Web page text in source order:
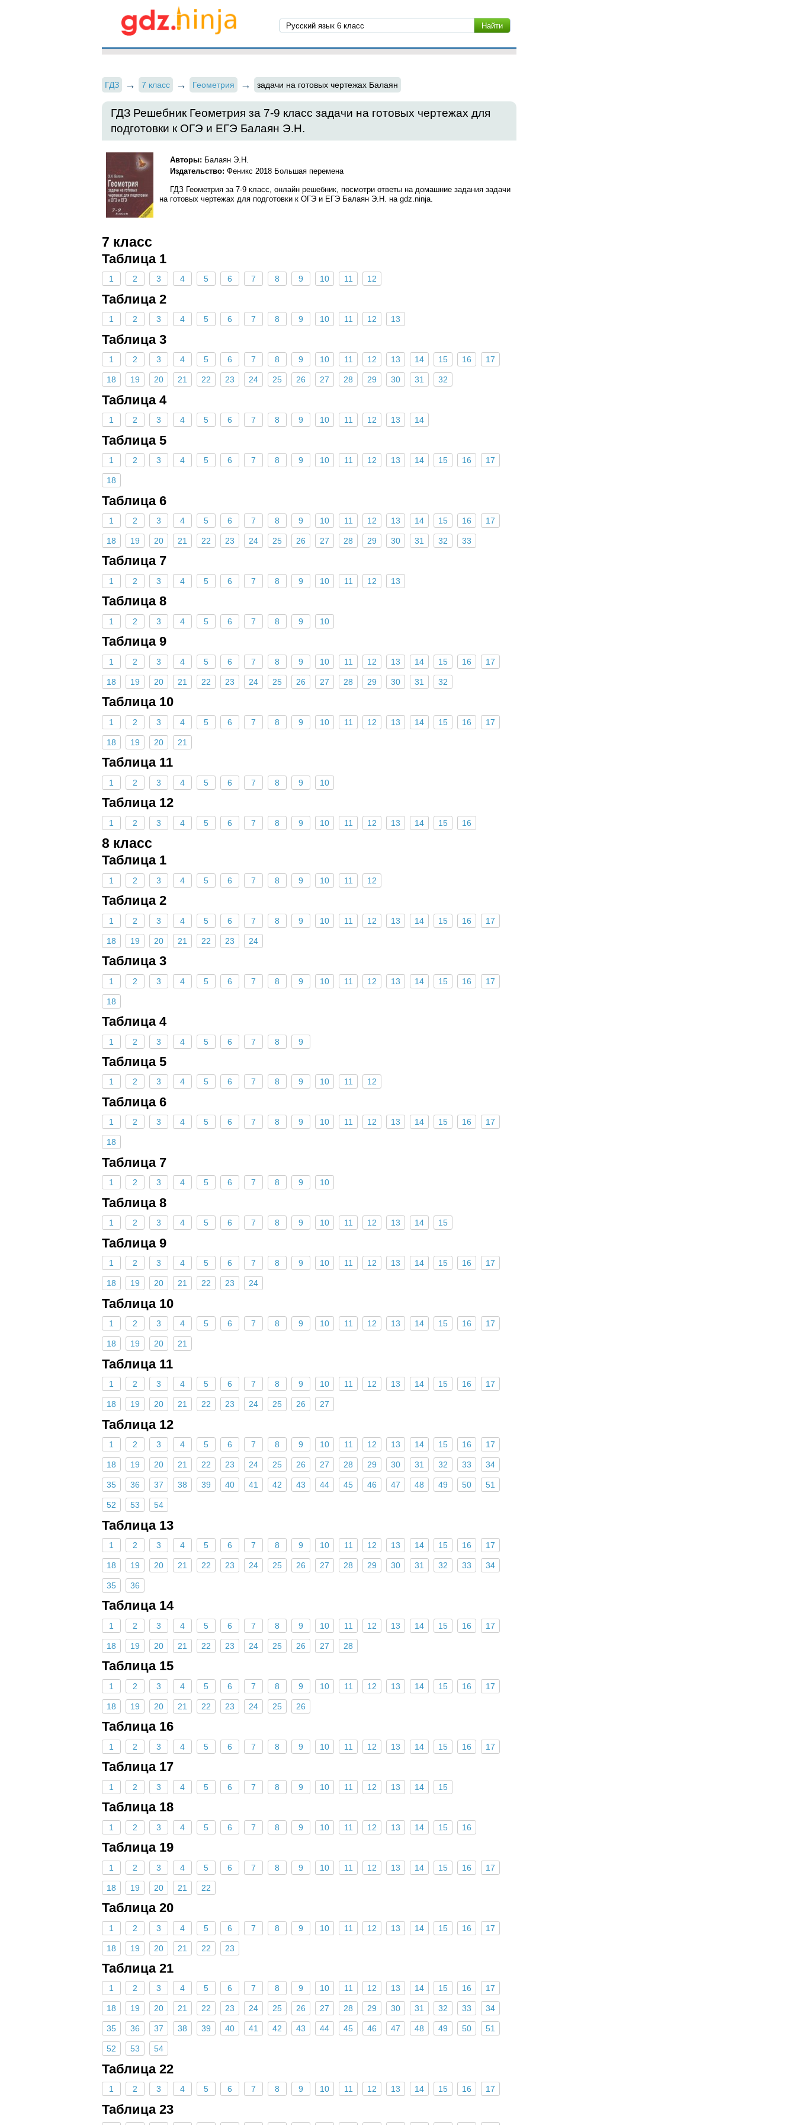
ГДЗ 7 класс Геометрия задачи на готовых чертежах Балаян
ГДЗ Решебник Геометрия за 7‐9 класс задачи на готовых чертежах для
подготовки к ОГЭ и ЕГЭ Балаян Э.Н.
Авторы: Балаян Э.Н.
Издательство:Феникс 2018 Большая перемена
ГДЗ Геометрия за 7‐9 класс, онлайн решебник, посмотри ответы на домашние задания задачи
на готовых чертежах для подготовки к ОГЭ и ЕГЭ Балаян Э.Н. на gdz.ninja.
7 класс
Таблица 1
1 2 3 4 5 6 7 8 9 10 11 12
Таблица 2
1 2 3 4 5 6 7 8 9 10 11 12 13
Таблица 3
1 2 3 4 5 6 7 8 9 10 11 12 13 14 15 16 17
18 19 20 21 22 23 24 25 26 27 28 29 30 31 32
Таблица 4
1 2 3 4 5 6 7 8 9 10 11 12 13 14
Таблица 5
1 2 3 4 5 6 7 8 9 10 11 12 13 14 15 16 17
18
Таблица 6
1 2 3 4 5 6 7 8 9 10 11 12 13 14 15 16 17
18 19 20 21 22 23 24 25 26 27 28 29 30 31 32 33
Таблица 7
1 2 3 4 5 6 7 8 9 10 11 12 13
Таблица 8
1 2 3 4 5 6 7 8 9 10
Таблица 9
1 2 3 4 5 6 7 8 9 10 11 12 13 14 15 16 17
18 19 20 21 22 23 24 25 26 27 28 29 30 31 32
Таблица 10
1 2 3 4 5 6 7 8 9 10 11 12 13 14 15 16 17
18 19 20 21
Таблица 11
1 2 3 4 5 6 7 8 9 10
Таблица 12
1 2 3 4 5 6 7 8 9 10 11 12 13 14 15 16
8 класс
Таблица 1
1 2 3 4 5 6 7 8 9 10 11 12
Таблица 2
1 2 3 4 5 6 7 8 9 10 11 12 13 14 15 16 17
18 19 20 21 22 23 24
Таблица 3
1 2 3 4 5 6 7 8 9 10 11 12 13 14 15 16 17
18
Таблица 4
1 2 3 4 5 6 7 8 9
Таблица 5
1 2 3 4 5 6 7 8 9 10 11 12
Таблица 6
1 2 3 4 5 6 7 8 9 10 11 12 13 14 15 16 17
18
Таблица 7
1 2 3 4 5 6 7 8 9 10
Таблица 8
1 2 3 4 5 6 7 8 9 10 11 12 13 14 15
Таблица 9
1 2 3 4 5 6 7 8 9 10 11 12 13 14 15 16 17
18 19 20 21 22 23 24
Таблица 10
1 2 3 4 5 6 7 8 9 10 11 12 13 14 15 16 17
18 19 20 21
Таблица 11
1 2 3 4 5 6 7 8 9 10 11 12 13 14 15 16 17
18 19 20 21 22 23 24 25 26 27
Таблица 12
1 2 3 4 5 6 7 8 9 10 11 12 13 14 15 16 17
18 19 20 21 22 23 24 25 26 27 28 29 30 31 32 33 34
35 36 37 38 39 40 41 42 43 44 45 46 47 48 49 50 51
52 53 54
Таблица 13
1 2 3 4 5 6 7 8 9 10 11 12 13 14 15 16 17
18 19 20 21 22 23 24 25 26 27 28 29 30 31 32 33 34
35 36
Таблица 14
1 2 3 4 5 6 7 8 9 10 11 12 13 14 15 16 17
18 19 20 21 22 23 24 25 26 27 28
Таблица 15
1 2 3 4 5 6 7 8 9 10 11 12 13 14 15 16 17
18 19 20 21 22 23 24 25 26
Таблица 16
1 2 3 4 5 6 7 8 9 10 11 12 13 14 15 16 17
Таблица 17
1 2 3 4 5 6 7 8 9 10 11 12 13 14 15
Таблица 18
1 2 3 4 5 6 7 8 9 10 11 12 13 14 15 16
Таблица 19
1 2 3 4 5 6 7 8 9 10 11 12 13 14 15 16 17
18 19 20 21 22
Таблица 20
1 2 3 4 5 6 7 8 9 10 11 12 13 14 15 16 17
18 19 20 21 22 23
Таблица 21
1 2 3 4 5 6 7 8 9 10 11 12 13 14 15 16 17
18 19 20 21 22 23 24 25 26 27 28 29 30 31 32 33 34
35 36 37 38 39 40 41 42 43 44 45 46 47 48 49 50 51
52 53 54
Таблица 22
1 2 3 4 5 6 7 8 9 10 11 12 13 14 15 16 17
Таблица 23